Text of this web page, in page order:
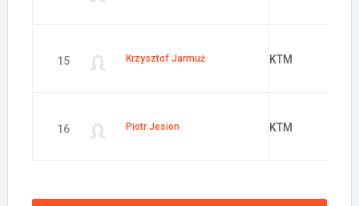
15 Krzysztof Jarmuż KTM
16 Piotr Jesion KTM